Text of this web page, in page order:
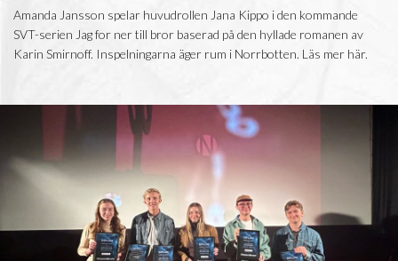
Amanda Jansson spelar huvudrollen Jana Kippo i den kommande
SVT-serien Jag for ner till bror baserad på den hyllade romanen av
Karin Smirnoff. Inspelningarna äger rum i Norrbotten. Läs mer här.